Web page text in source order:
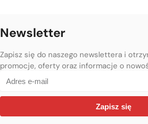
Newsletter
Zapisz się do naszego newslettera i
promocje, oferty oraz informacje o
Zapisz się